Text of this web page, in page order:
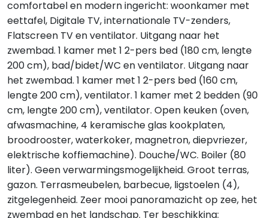
comfortabel en modern ingericht: woonkamer met
eettafel, Digitale TV, internationale TV-zenders,
Flatscreen TV en ventilator. Uitgang naar het
zwembad. 1 kamer met 1 2-pers bed (180 cm, lengte
200 cm), bad/bidet/WC en ventilator. Uitgang naar
het zwembad. 1 kamer met 1 2-pers bed (160 cm,
lengte 200 cm), ventilator. 1 kamer met 2 bedden (90
cm, lengte 200 cm), ventilator. Open keuken (oven,
afwasmachine, 4 keramische glas kookplaten,
broodrooster, waterkoker, magnetron, diepvriezer,
elektrische koffiemachine). Douche/WC. Boiler (80
liter). Geen verwarmingsmogelijkheid. Groot terras,
gazon. Terrasmeubelen, barbecue, ligstoelen (4),
zitgelegenheid. Zeer mooi panoramazicht op zee, het
zwembad en het landschap. Ter beschikking: